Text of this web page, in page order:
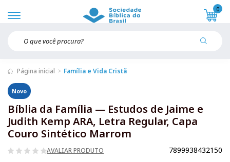
0
Página inicial Família e Vida Cristã
Novo
Bíblia da Família — Estudos de Jaime e
Judith Kemp ARA, Letra Regular, Capa
Couro Sintético Marrom
AVALIAR PRODUTO 7899938432150